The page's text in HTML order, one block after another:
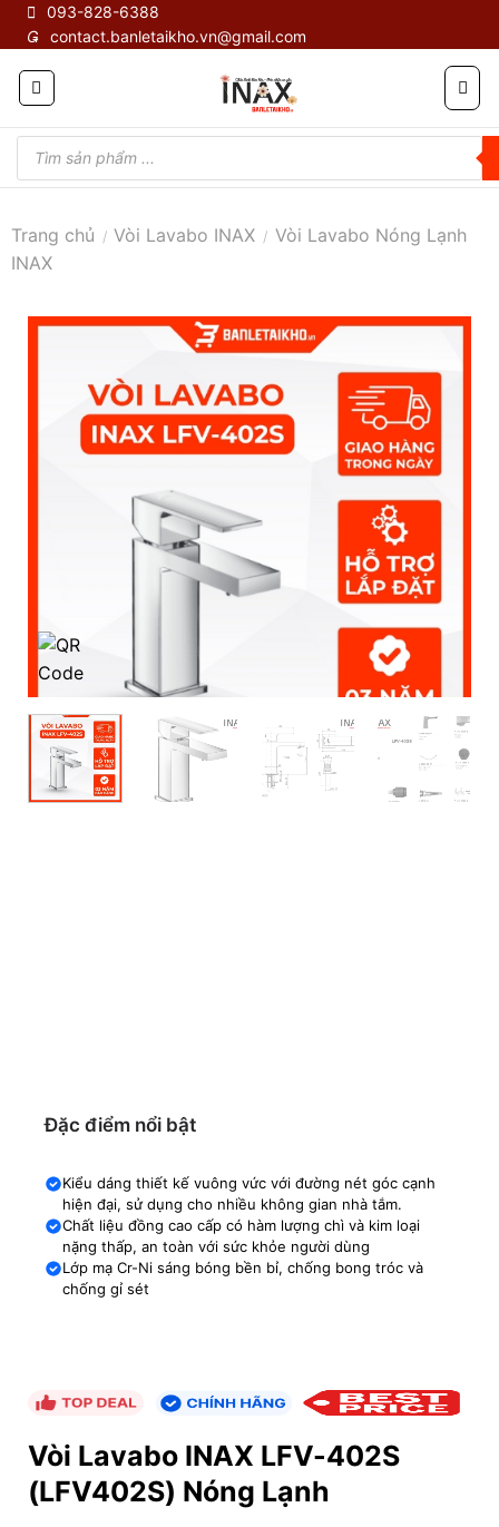
Skip
content
093-828-6388
contact.banletaikho.vn@gmail.com
Tìm
kiếm
phẩm
Trang chủ / Vòi Lavabo INAX / Vòi Lavabo Nóng Lạnh
INAX
Đặc điểm nổi bật
Kiểu dáng thiết kế vuông vức với đường nét góc cạnh
hiện đại, sử dụng cho nhiều không gian nhà tắm.
Chất liệu đồng cao cấp có hàm lượng chì và kim loại
nặng thấp, an toàn với sức khỏe người dùng
Lớp mạ Cr-Ni sáng bóng bền bỉ, chống bong tróc và
chống gỉ sét
Vòi Lavabo INAX LFV-402S
(LFV402S) Nóng Lạnh